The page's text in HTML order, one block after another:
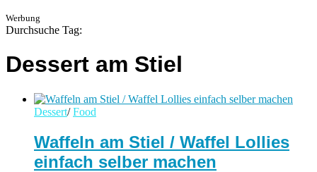
Werbung
Durchsuche Tag:
Dessert am Stiel
Dessert/ Food
Waffeln am Stiel / Waffel Lollies
einfach selber machen